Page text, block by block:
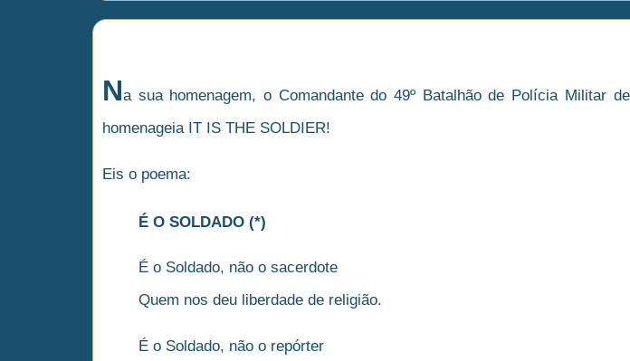
Na sua homenagem, o Comandante do 49º Batalhão de Polícia Militar
homenageia IT IS THE SOLDIER!
Eis o poema:
É O SOLDADO (*)
É o Soldado, não o sacerdote
Quem nos deu liberdade de religião.
É o Soldado, não o repórter